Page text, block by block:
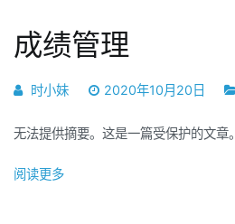
期
成绩管理
时小妹 2020年10月20日
无法提供摘要。这是一篇受保护的文章。
阅读更多